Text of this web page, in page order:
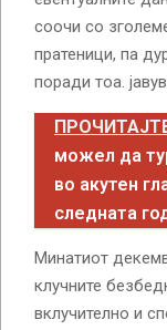
соочи со
пратеници, па
поради тоа.
можел да
во акутен
следната
Минатиот
клучните
вклучително и